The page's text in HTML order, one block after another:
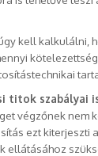
kell kalkulálni,
titok szabályai
végzőnek nem
ezt kiterjeszti
ellátásához